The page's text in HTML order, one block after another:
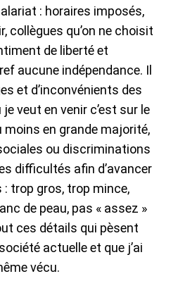
: horaires imposés,
collègues qu’on ne choisit
de liberté et
aucune indépendance. Il
et d’inconvénients des
veut en venir c’est sur le
moins en grande majorité,
ou discriminations
difficultés afin d’avancer
trop gros, trop mince,
de peau, pas « assez »
ces détails qui pèsent
actuelle et que j’ai
vécu.